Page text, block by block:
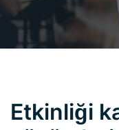
Etkinliği